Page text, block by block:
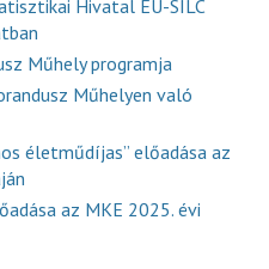
Hivatal EU-SILC
Műhely programja
Műhelyen való
életműdíjas” előadása az
az MKE 2025. évi